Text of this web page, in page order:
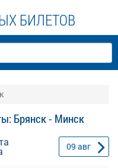
БИЛЕТОВ
Брянск - Минск
09 авг